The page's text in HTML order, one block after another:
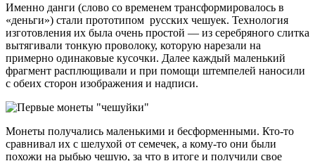
Именно данги (слово со временем трансформировалось в
«деньги») стали прототипом русских чешуек. Технология
изготовления их была очень простой — из серебряного слитка
вытягивали тонкую проволоку, которую нарезали на
примерно одинаковые кусочки. Далее каждый маленький
фрагмент расплющивали и при помощи штемпелей наносили
с обеих сторон изображения и надписи.
Монеты получались маленькими и бесформенными. Кто-то
сравнивал их с шелухой от семечек, а кому-то они были
похожи на рыбью чешую, за что в итоге и получили свое